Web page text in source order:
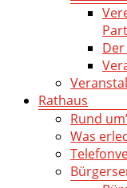
Rathaus
Rund
Was